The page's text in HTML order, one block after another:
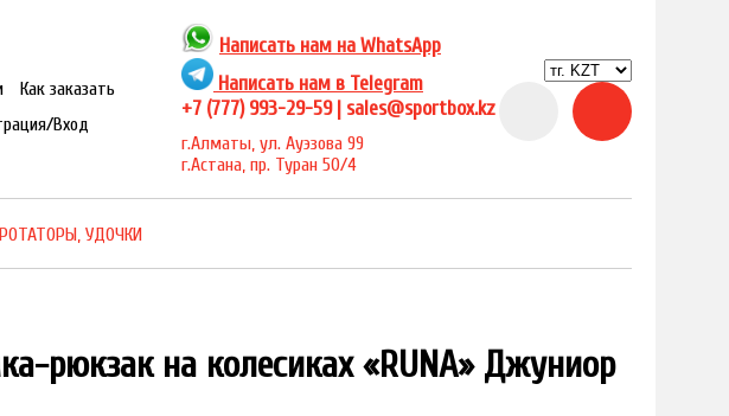
Как заказать
Вход
Написать нам наWhatsApp
Написать нам в Telegram
+7 (777) 993-29-59 | sales@sportbox.kz
г.Алматы, ул. Ауэзова 99
г.Астана, пр. Туран 50/4
РОТАТОРЫ, УДОЧКИ
под заказ
рюкзак на колесиках «RUNA» Джуниор